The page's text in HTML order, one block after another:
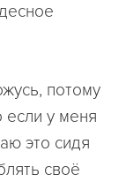
потому
если у меня
это сидя
своё